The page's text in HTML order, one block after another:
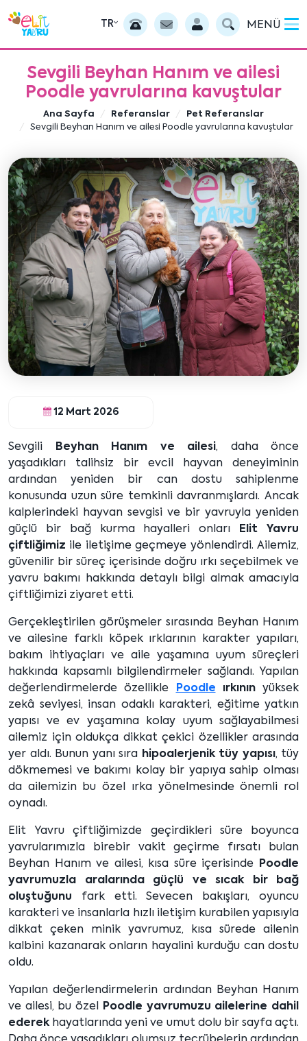
TR MENÜ
Sevgili Beyhan Hanım ve ailesi
Poodle yavrularına kavuştular
Ana Sayfa Referanslar
Pet Referanslar
Sevgili Beyhan Hanım ve ailesi Poodle yavrularına kavuştular
12 Mart 2026
Sevgili Beyhan Hanım ve ailesi, daha önce
yaşadıkları talihsiz bir evcil hayvan deneyiminin
ardından yeniden bir can dostu sahiplenme
konusunda uzun süre temkinli davranmışlardı. Ancak
kalplerindeki hayvan sevgisi ve bir yavruyla yeniden
güçlü bir bağ kurma hayalleri onları
Elit Yavru
çiftliğimiz ile iletişime geçmeye yönlendirdi. Ailemiz,
güvenilir bir süreç içerisinde doğru ırkı seçebilmek ve
yavru bakımı hakkında detaylı bilgi almak amacıyla
çiftliğimizi ziyaret etti.
Gerçekleştirilen görüşmeler sırasında Beyhan Hanım
ve ailesine farklı köpek ırklarının karakter yapıları,
bakım ihtiyaçları ve aile yaşamına uyum süreçleri
hakkında kapsamlı bilgilendirmeler sağlandı. Yapılan
değerlendirmelerde özellikle
Poodle ırkınınyüksek
zekâ seviyesi, insan odaklı karakteri, eğitime yatkın
yapısı ve ev yaşamına kolay uyum sağlayabilmesi
ailemiz için oldukça dikkat çekici özellikler arasında
yer aldı. Bunun yanı sıra hipoalerjenik tüy yapısı, tüy
dökmemesi ve bakımı kolay bir yapıya sahip olması
da ailemizin bu özel ırka yönelmesinde önemli rol
oynadı.
Elit Yavru çiftliğimizde geçirdikleri süre boyunca
yavrularımızla birebir vakit geçirme fırsatı bulan
Beyhan Hanım ve ailesi, kısa süre içerisinde
Poodle
yavrumuzla aralarında güçlü ve sıcak bir bağ
oluştuğunu fark etti. Sevecen bakışları, oyuncu
karakteri ve insanlarla hızlı iletişim kurabilen yapısıyla
dikkat çeken minik yavrumuz, kısa sürede ailenin
kalbini kazanarak onların hayalini kurduğu can dostu
oldu.
Yapılan değerlendirmelerin ardından Beyhan Hanım
ve ailesi, bu özel
Poodle yavrumuzu ailelerine dahil
ederekhayatlarında yeni ve umut dolu bir sayfa açtı.